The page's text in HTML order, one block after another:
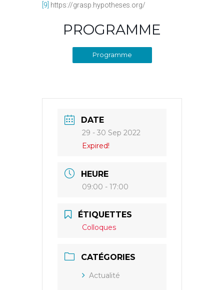
[9] https://grasp.hypotheses.org/
PROGRAMME
Programme
DATE
29 - 30 Sep 2022
Expired!
HEURE
09:00 - 17:00
ÉTIQUETTES
Colloques
CATÉGORIES
Actualité